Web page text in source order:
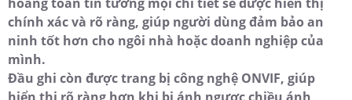
chính xác và rõ ràng, giúp người dùng đảm bảo an
ninh tốt hơn cho ngôi nhà hoặc doanh nghiệp của
mình.
Đầu ghi còn được trang bị công nghệ ONVIF, giúp